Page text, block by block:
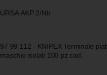
URSA AKP 2/Nb
97 99 112 - KNIPEX Terminale
maschio isolati 100 pz cad.